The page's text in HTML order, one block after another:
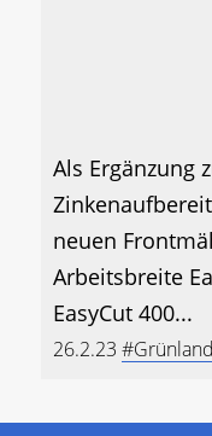
Als Ergänzung
neuen
Arbeitsbreite
EasyCut 400...
26.2.23